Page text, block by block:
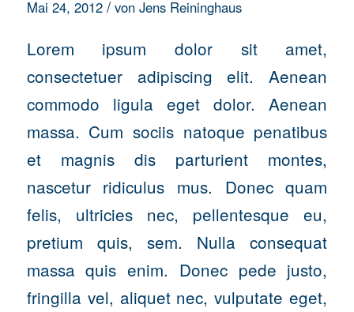
Mai 24, 2012 / von Jens Reininghaus
Lorem ipsum dolor sit amet,
consectetuer adipiscing elit. Aenean
commodo ligula eget dolor. Aenean
massa. Cum sociis natoque penatibus
et magnis dis parturient montes,
nascetur ridiculus mus. Donec quam
felis, ultricies nec, pellentesque eu,
pretium quis, sem. Nulla consequat
massa quis enim. Donec pede justo,
fringilla vel, aliquet nec, vulputate eget,